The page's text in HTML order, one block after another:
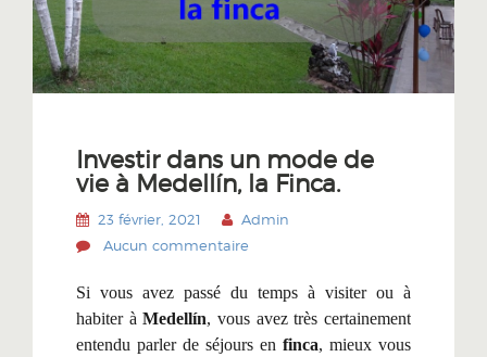
Investir dans un mode de
vie à Medellín, la Finca.
23 février, 2021
Admin
Aucun commentaire
Si vous avez passé du temps à visiter ou à
habiter àMedellín, vous avez très certainement
entendu parler de séjours en finca, mieux vous